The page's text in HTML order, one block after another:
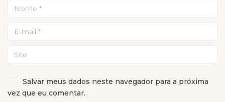
Salvar meus dados neste navegador para a próxima
vez que eu comentar.